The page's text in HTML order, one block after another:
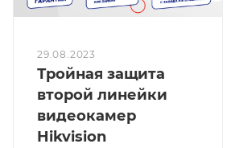
29.08.2023
Тройная защита
второй линейки
видеокамер
Hikvision